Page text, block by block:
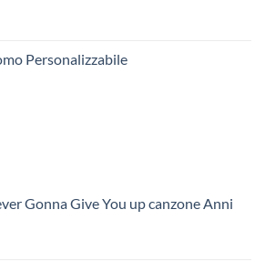
Personalizzabile
Gonna Give You up canzone Anni